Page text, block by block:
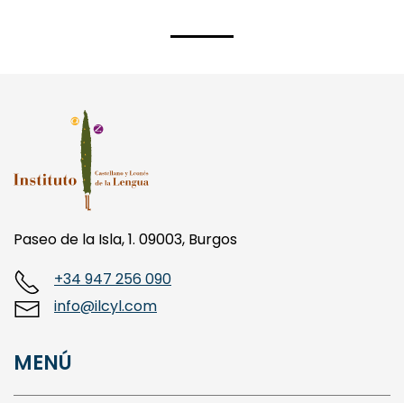
Paseo de la Isla, 1. 09003, Burgos
+34 947 256 090
info@ilcyl.com
MENÚ